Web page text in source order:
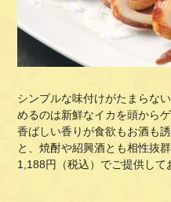
シンプルな味付けがたまらな
めるのは新鮮なイカを頭から
香ばしい香りが食欲もお酒も
と、焼酎や紹興酒とも相性抜
1,188円（税込）でご提供して